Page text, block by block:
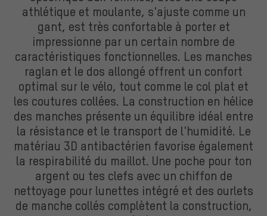
athlétique et moulante, s'ajuste comme un
gant, est très confortable à porter et
impressionne par un certain nombre de
caractéristiques fonctionnelles. Les manches
raglan et le dos allongé offrent un confort
optimal sur le vélo, tout comme le col plat et
les coutures collées. La construction en hélice
des manches présente un équilibre idéal entre
la résistance et le transport de l'humidité. Le
matériau 3D antibactérien favorise également
la respirabilité du maillot. Une poche pour ton
argent ou tes clefs avec un chiffon de
nettoyage pour lunettes intégré et des ourlets
de manche collés complètent la construction,